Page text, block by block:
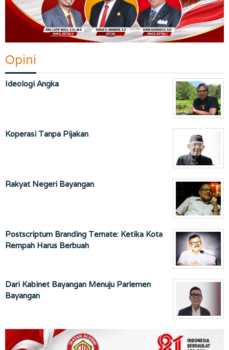
Opini
Ideologi Angka
Koperasi Tanpa Pijakan
Rakyat Negeri Bayangan
Postscriptum Branding Ternate: Ketika Kota
Rempah Harus Berbuah
Dari Kabinet Bayangan Menuju Parlemen
Bayangan